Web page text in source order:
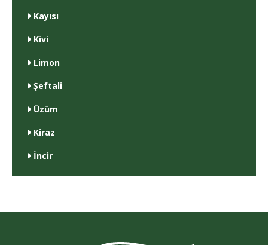
Kayısı
Kivi
Limon
Şeftali
Üzüm
Kiraz
İncir